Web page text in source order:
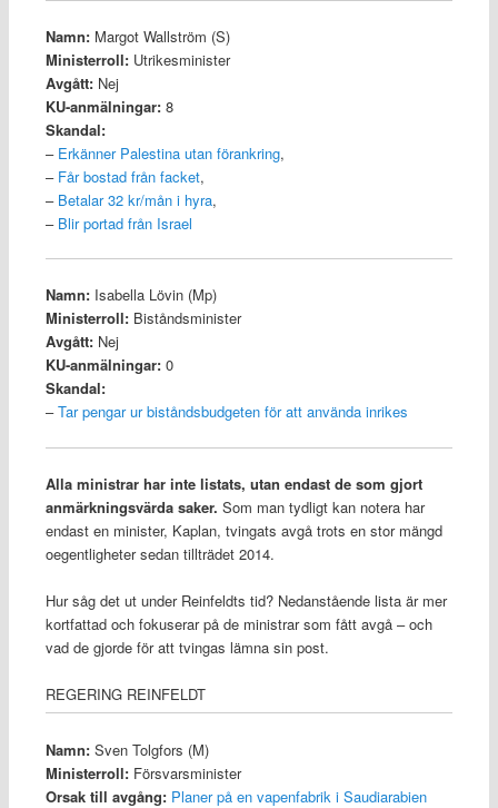
Namn:Margot Wallström (S)
Ministerroll:Utrikesminister
Avgått:Nej
KU-anmälningar:8
Skandal:
– Erkänner Palestina utan förankring,
– Får bostad från facket,
– Betalar 32 kr/mån i hyra,
– Blir portad från Israel
Namn:Isabella Lövin (Mp)
Ministerroll:Biståndsminister
Avgått:Nej
KU-anmälningar:0
Skandal:
–Tar pengar ur biståndsbudgeten för att använda inrikes
Alla ministrar har inte listats, utan endast de som gjort
anmärkningsvärda saker. Som man tydligt kan notera har
endast en minister, Kaplan, tvingats avgå trots en stor mängd
oegentligheter sedan tillträdet 2014.
Hur såg det ut under Reinfeldts tid? Nedanstående lista är mer
kortfattad och fokuserar på de ministrar som fått avgå – och
vad de gjorde för att tvingas lämna sin post.
REGERING REINFELDT
Namn:Sven Tolgfors (M)
Ministerroll:Försvarsminister
Orsak till avgång: Planer på en vapenfabrik i Saudiarabien